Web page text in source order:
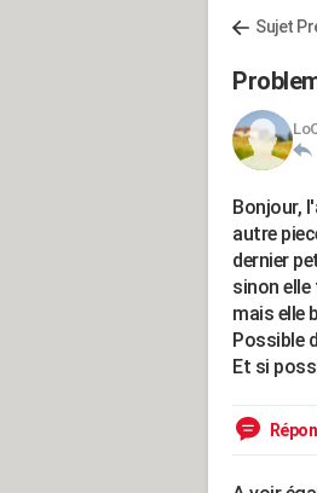
Sujet
Bonjour,
autre
dernier
sinon
mais elle
Possible
Et si